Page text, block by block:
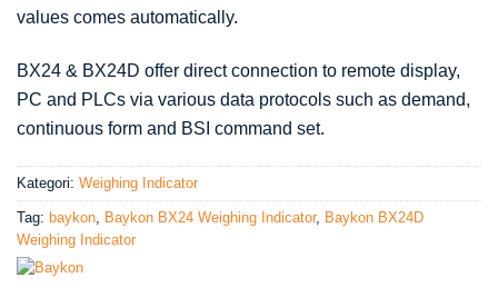
values comes automatically.
BX24 & BX24D offer direct connection to remote display,
PC and PLCs via various data protocols such as demand,
continuous form and BSI command set.
Kategori: Weighing Indicator
Tag: baykon Baykon BX24 Weighing Indicator, Baykon BX24D
Weighing Indicator